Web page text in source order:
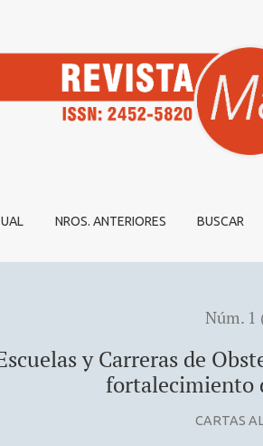
de Obstetricia de Chile, un
NROS. ANTERIORES BUSCAR
Núm. 1
y Carreras de
fortalecimiento
CARTAS